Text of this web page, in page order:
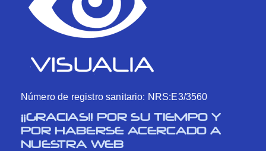
Número de registro sanitario: NRS:E3/3560
¡¡GRACIAS!! POR SU TIEMPO Y
POR HABERSE ACERCADO A
NUESTRA WEB